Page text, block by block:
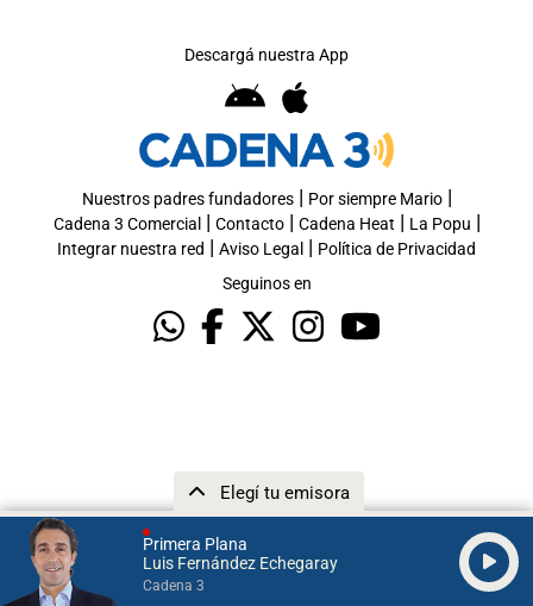
Primera Plana
Luis Fernández Echegaray
Cadena 3
Elegí tu emisora
Descargá nuestra App
Nuestros padres fundadores| Por siempre Mario|
Cadena 3 Comercial | Contacto| Cadena Heat | La Popu |
Integrar nuestra red | Aviso Legal | Política de Privacidad
Seguinos en